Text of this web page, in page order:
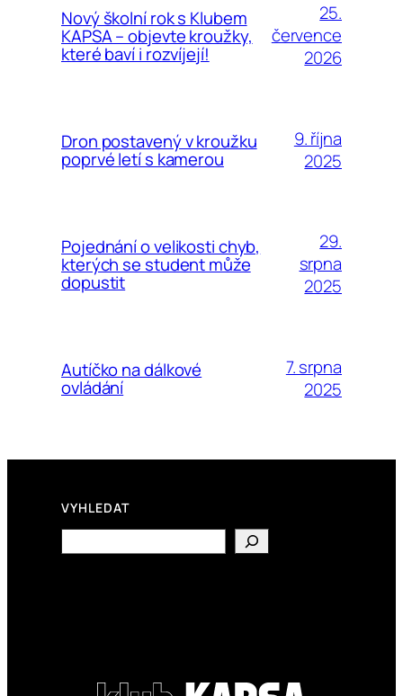
Nový školní rok s Klubem
KAPSA – objevte kroužky,
které baví i rozvíjejí!
25.
července
2026
Dron postavený v kroužku
poprvé letí s kamerou
9. října
2025
Pojednání o velikosti chyb,
kterých se student může
dopustit
29.
srpna
2025
Autíčko na dálkové
ovládání
7. srpna
2025
VYHLEDAT